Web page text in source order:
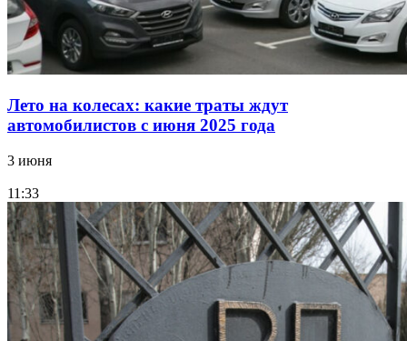
Лето на колесах: какие траты ждут
автомобилистов с июня 2025 года
3 июня
11:33